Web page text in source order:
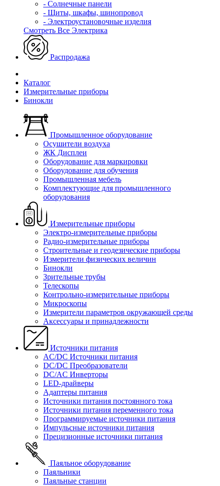
- Солнечные панели
- Щиты, шкафы, шинопровод
- Электроустановочные изделия
Смотреть Все Электрика
Распродажа
Каталог
Измерительные приборы
Бинокли
Промышленное оборудование
Осушители воздуха
ЖК Дисплеи
Оборудование для маркировки
Оборудование для обучения
Промышленная мебель
Комплектующие для промышленного
оборудования
Измерительные приборы
Электро-измерительные приборы
Радио-измерительные приборы
Строительные и геодезические приборы
Измерители физических величин
Бинокли
Зрительные трубы
Телескопы
Контрольно-измерительные приборы
Микроскопы
Измерители параметров окружающей среды
Аксессуары и принадлежности
Источники питания
AC/DC Источники питания
DC/DC Преобразователи
DC/AC Инверторы
LED-драйверы
Адаптеры питания
Источники питания постоянного тока
Источники питания переменного тока
Программируемые источники питания
Импульсные источники питания
Прецизионные источники питания
Паяльное оборудование
Паяльники
Паяльные станции